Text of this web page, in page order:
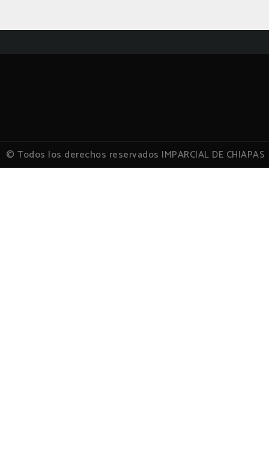
© Todos los derechos reservados IMPARCIAL DE CHIAPAS